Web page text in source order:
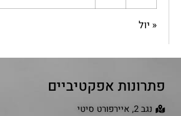
« יול
פתרונות אפקטיביים
נגב 2, איירפורט סיטי